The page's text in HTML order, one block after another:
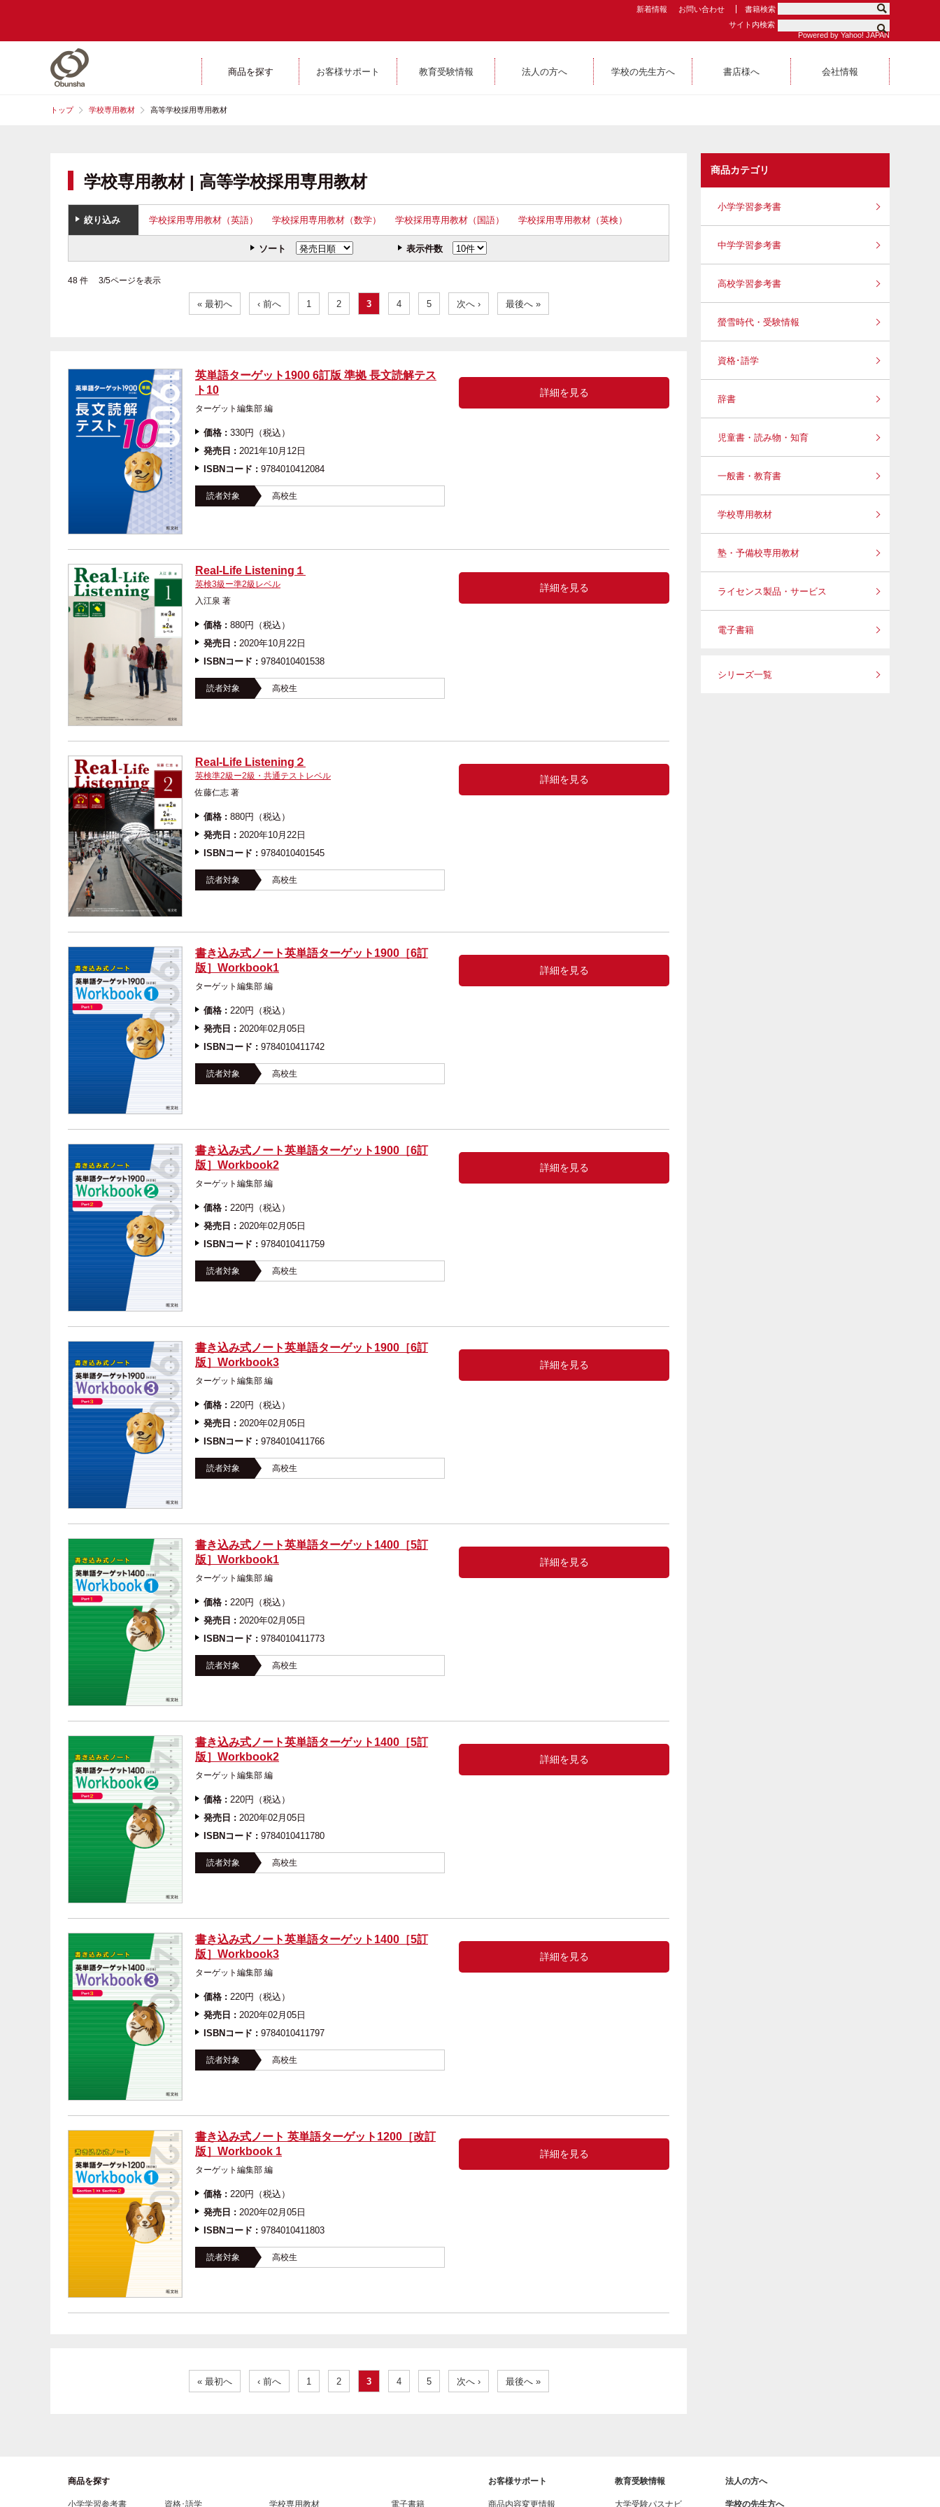
新着情報 お問い合わせ
書籍検索
サイト内検索
Powered by Yahoo! JAPAN
商品を探す お客様サポート 教育受験情報 法人の方へ 学校の先生方へ 書店様へ 会社情報
トップ 学校専用教材 高等学校採用専用教材
学校専用教材 | 高等学校採用専用教材
絞り込み 学校採用専用教材（英語） 学校採用専用教材（数学） 学校採用専用教材（国語） 学校採用専用教材（英検）
ソート 表示件数
48 件 3/5ページを表示
« 最初へ ‹ 前へ 1 2 3 4 5 次へ › 最後へ »
英単語ターゲット1900 6訂版 準拠 長文読解テス
ト10
ターゲット編集部 編
価格 : 330円（税込）
発売日 : 2021年10月12日
ISBNコード : 9784010412084
読者対象 高校生
詳細を見る
Real-Life Listening１
英検3級ー準2級レベル
入江泉 著
価格 : 880円（税込）
発売日 : 2020年10月22日
ISBNコード : 9784010401538
読者対象 高校生
詳細を見る
Real-Life Listening２
英検準2級ー2級・共通テストレベル
佐藤仁志 著
価格 : 880円（税込）
発売日 : 2020年10月22日
ISBNコード : 9784010401545
読者対象 高校生
詳細を見る
書き込み式ノート英単語ターゲット1900［6訂
版］Workbook1
ターゲット編集部 編
価格 : 220円（税込）
発売日 : 2020年02月05日
ISBNコード : 9784010411742
読者対象 高校生
詳細を見る
書き込み式ノート英単語ターゲット1900［6訂
版］Workbook2
ターゲット編集部 編
価格 : 220円（税込）
発売日 : 2020年02月05日
ISBNコード : 9784010411759
読者対象 高校生
詳細を見る
書き込み式ノート英単語ターゲット1900［6訂
版］Workbook3
ターゲット編集部 編
価格 : 220円（税込）
発売日 : 2020年02月05日
ISBNコード : 9784010411766
読者対象 高校生
詳細を見る
書き込み式ノート英単語ターゲット1400［5訂
版］Workbook1
ターゲット編集部 編
価格 : 220円（税込）
発売日 : 2020年02月05日
ISBNコード : 9784010411773
読者対象 高校生
詳細を見る
書き込み式ノート英単語ターゲット1400［5訂
版］Workbook2
ターゲット編集部 編
価格 : 220円（税込）
発売日 : 2020年02月05日
ISBNコード : 9784010411780
読者対象 高校生
詳細を見る
書き込み式ノート英単語ターゲット1400［5訂
版］Workbook3
ターゲット編集部 編
価格 : 220円（税込）
発売日 : 2020年02月05日
ISBNコード : 9784010411797
読者対象 高校生
詳細を見る
書き込み式ノート 英単語ターゲット1200［改訂
版］Workbook 1
ターゲット編集部 編
価格 : 220円（税込）
発売日 : 2020年02月05日
ISBNコード : 9784010411803
読者対象 高校生
詳細を見る
« 最初へ ‹ 前へ 1 2 3 4 5 次へ › 最後へ »
商品カテゴリ
小学学習参考書
中学学習参考書
高校学習参考書
螢雪時代・受験情報
資格･語学
辞書
児童書・読み物・知育
一般書・教育書
学校専用教材
塾・予備校専用教材
ライセンス製品・サービス
電子書籍
シリーズ一覧
商品を探す
小学学習参考書 資格･語学 学校専用教材 電子書籍
お客様サポート
商品内容変更情報
教育受験情報
大学受験パスナビ
法人の方へ
学校の先生方へ